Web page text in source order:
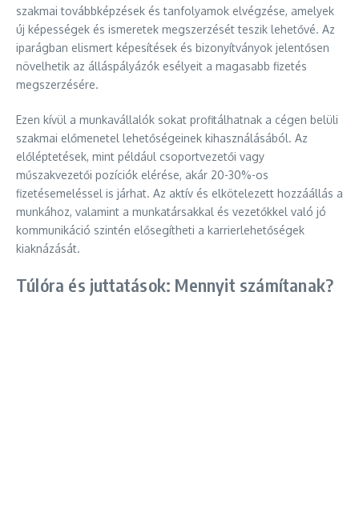
szakmai továbbképzések és tanfolyamok elvégzése, amelyek
új képességek és ismeretek megszerzését teszik lehetővé. Az
iparágban elismert képesítések és bizonyítványok jelentősen
növelhetik az álláspályázók esélyeit a magasabb fizetés
megszerzésére.
Ezen kívül a munkavállalók sokat profitálhatnak a cégen belüli
szakmai előmenetel lehetőségeinek kihasználásából. Az
előléptetések, mint például csoportvezetői vagy
műszakvezetői pozíciók elérése, akár 20-30%-os
fizetésemeléssel is járhat. Az aktív és elkötelezett hozzáállás a
munkához, valamint a munkatársakkal és vezetőkkel való jó
kommunikáció szintén elősegítheti a karrierlehetőségek
kiaknázását.
Túlóra és juttatások: Mennyit számítanak?